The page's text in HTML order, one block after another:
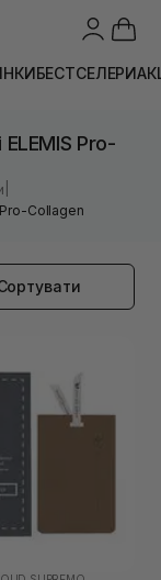
БЕСТСЕЛЕРИ
ELEMIS Pro-
Pro-Collagen